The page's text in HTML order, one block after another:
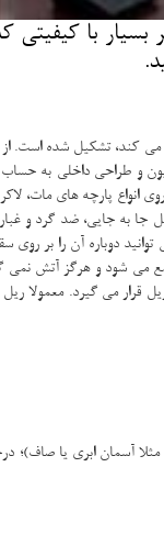
با كیفیتی
کند، تشکیل شده است.
رنگ بر روی انواع پارچه
جا به جایی، ضد گرد و
دوباره آن را بر
جمع می شود و هرگز
ابری یا صاف)؛